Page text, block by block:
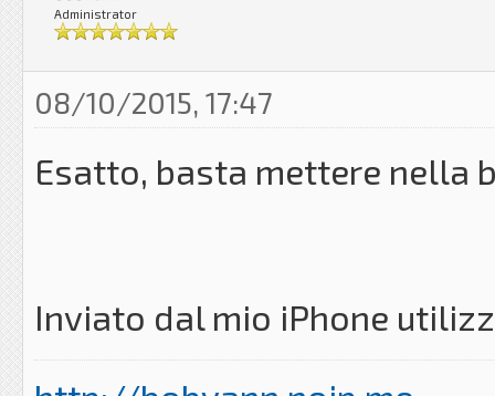
Administrator
08/10/2015, 17:47
Esatto, basta mettere nella
Inviato dal mio iPhone